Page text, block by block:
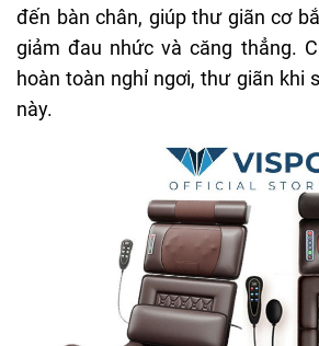
đến bàn chân, giúp thư giãn cơ
giảm đau nhức và căng thẳng.
hoàn toàn nghỉ ngơi, thư giãn khi
này.